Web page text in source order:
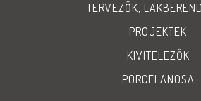
TERVEZŐK,
PROJEKTEK
KIVITELEZŐK
PORCELANOSA